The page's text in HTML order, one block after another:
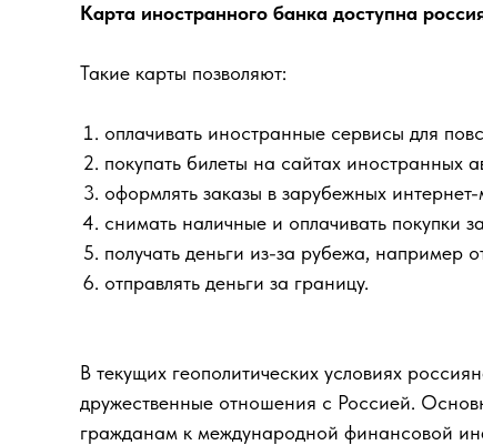
Карта иностранного банка доступна
Такие карты позволяют:
оплачивать иностранные сервисы для
покупать билеты на сайтах иностранных
оформлять заказы в зарубежных
снимать наличные и оплачивать покупки
получать деньги из-за рубежа, например
отправлять деньги за границу.
В текущих геополитических условиях
дружественные отношения с Россией.
гражданам к международной финансовой